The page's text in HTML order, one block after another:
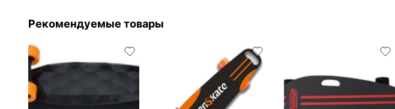
Рекомендуемые товары